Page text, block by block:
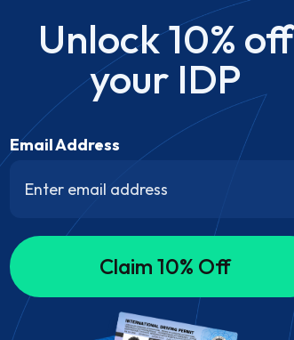
Unlock 10% off
your IDP
Email Address
Claim 10% Off